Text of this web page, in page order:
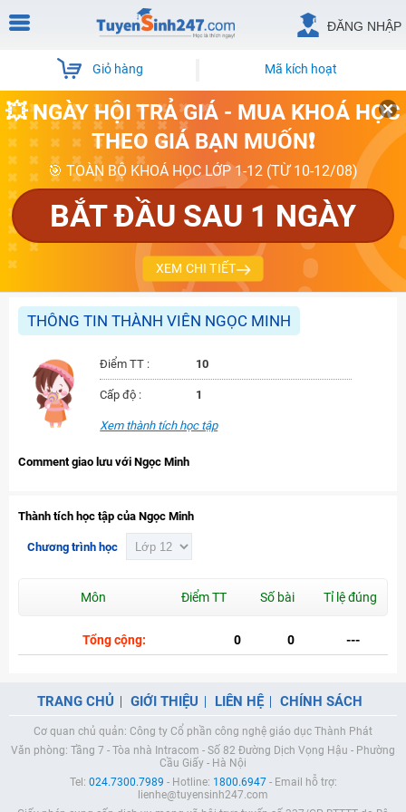
ĐĂNG NHẬP
Giỏ hàng Mã kích hoạt
💥 NGÀY HỘI TRẢ GIÁ - MUA KHOÁ HỌC
THEO GIÁ BẠN MUỐN❗
🎯 TOÀN BỘ KHOÁ HỌC LỚP 1-12 (TỪ 10-12/08)
BẮT ĐẦU SAU 1 NGÀY
XEM CHI TIẾT
THÔNG TIN THÀNH VIÊN NGỌC MINH
Điểm TT : 10
Cấp độ : 1
Xem thành tích học tập
Comment giao lưu với Ngọc Minh
Thành tích học tập của Ngọc Minh
Chương trình học
Môn Điểm TT Số bài Tỉ lệ đúng
Tổng cộng: 0 0 ---
TRANG CHỦ GIỚI THIỆU LIÊN HỆ CHÍNH SÁCH
Cơ quan chủ quản: Công ty Cổ phần công nghệ giáo dục Thành Phát
Văn phòng: Tầng 7 - Tòa nhà Intracom - Số 82 Đường Dịch Vọng Hậu - Phường
Cầu Giấy - Hà Nội
Tel: 024.7300.7989 - Hotline: 1800.6947- Email hỗ trợ:
lienhe@tuyensinh247.com